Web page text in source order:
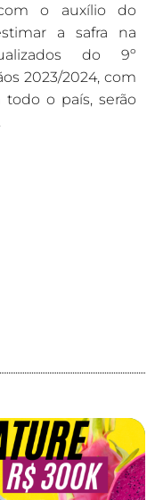
o auxílio do
a safra na
do 9º
2023/2024, com
o país, serão